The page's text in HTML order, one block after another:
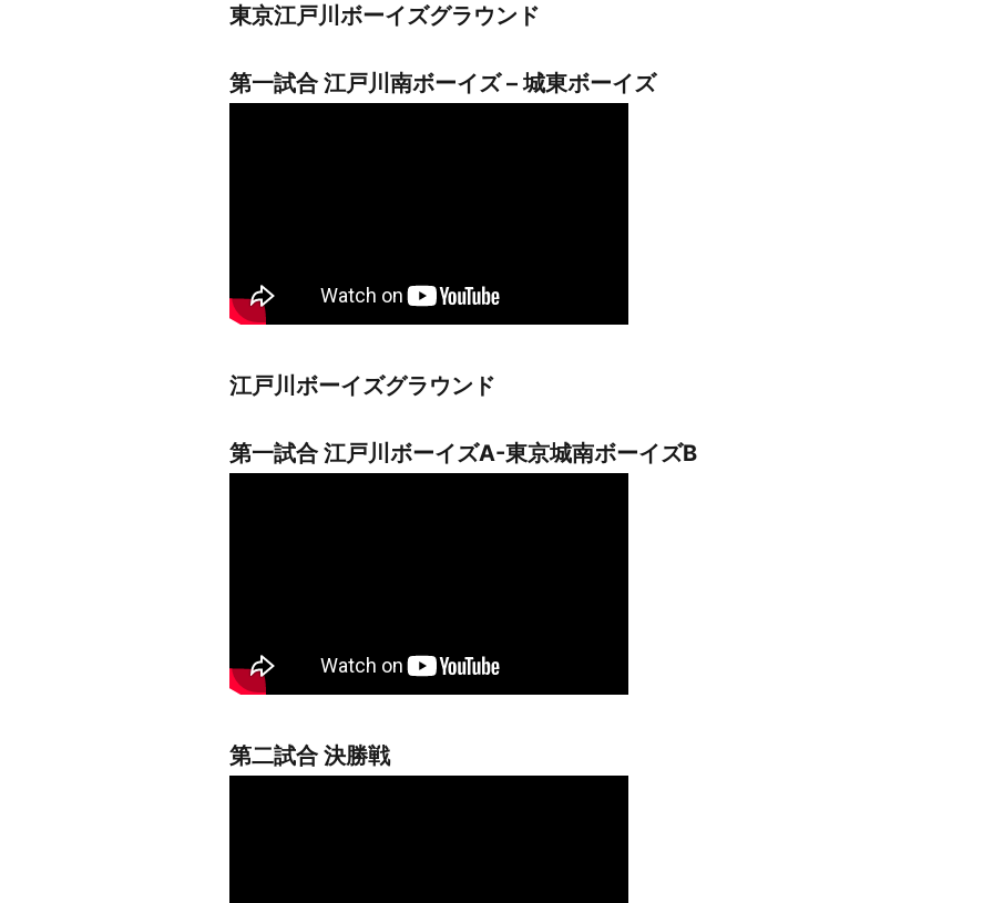
東京江戸川ボーイズグラウンド
第一試合 江戸川南ボーイズ – 城東ボーイズ
江戸川ボーイズグラウンド
第一試合 江戸川ボーイズA-東京城南ボーイズB
第二試合 決勝戦